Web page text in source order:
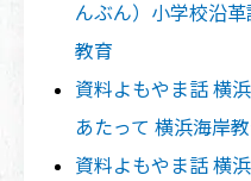
んぶん）小学校沿
教育
資料よもやま話 横
あたって 横浜海岸
資料よもやま話 横